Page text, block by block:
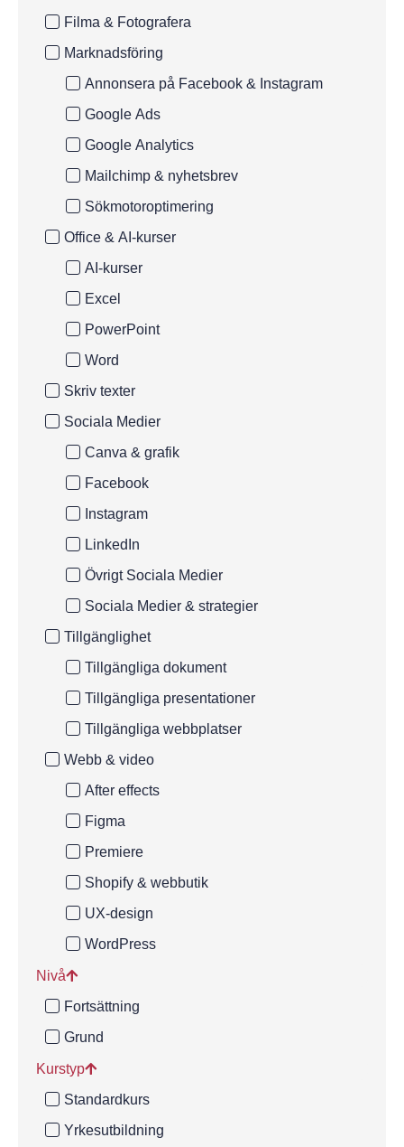
Filma & Fotografera
Marknadsföring
Annonsera på Facebook & Instagram
Google Ads
Google Analytics
Mailchimp & nyhetsbrev
Sökmotoroptimering
Office & AI-kurser
AI-kurser
Excel
PowerPoint
Word
Skriv texter
Sociala Medier
Canva & grafik
Facebook
Instagram
LinkedIn
Övrigt Sociala Medier
Sociala Medier & strategier
Tillgänglighet
Tillgängliga dokument
Tillgängliga presentationer
Tillgängliga webbplatser
Webb & video
After effects
Figma
Premiere
Shopify & webbutik
UX-design
WordPress
Nivå
Fortsättning
Grund
Kurstyp
Standardkurs
Yrkesutbildning